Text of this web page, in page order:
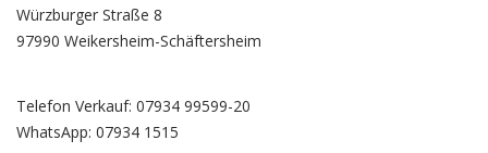
Würzburger Straße 8
97990 Weikersheim-Schäftersheim
Telefon Verkauf: 07934 99599-20
WhatsApp: 07934 1515